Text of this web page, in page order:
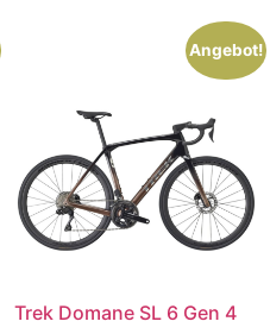
Angebot!
Trek Domane SL 6 Gen 4